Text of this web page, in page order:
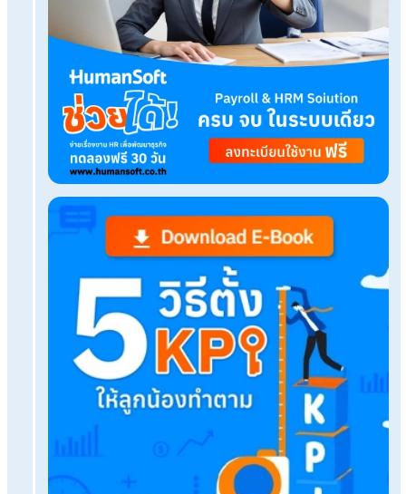
Tags:
ตรุษจีน 2569
เรื่องที่คุณอาจสนใจ
เปลี่ยนโปรแกรม HR จาก On-Premise สู่ On
ยังไง?
ธุรกิจโตพนักงานเพิ่ม ถึงเวลาให้Payroll
แบ่งเบา
นับหนึ่งวันลาปีใหม่ จัดการโควตาง่าย ๆ ด้วยระบบล